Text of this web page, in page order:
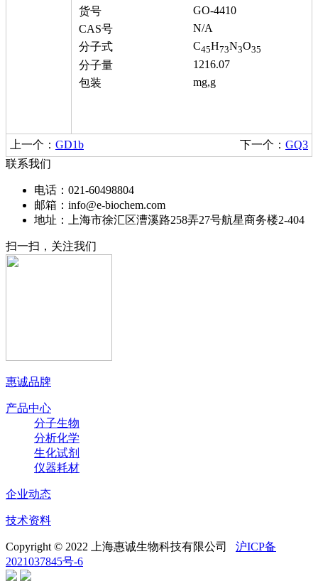
货号
GO-4410
CAS号
N/A
分子式
C45H73N3O35
分子量
1216.07
包装
mg,g
下一个： GQ3
上一个： GD1b
联系我们
电话：021-60498804
邮箱：info@e-biochem.com
地址：上海市徐汇区漕溪路258弄27号航星商务楼2-404
扫一扫，关注我们
惠诚品牌
产品中心
分子生物
分析化学
生化试剂
仪器耗材
企业动态
技术资料
Copyright © 2022 上海惠诚生物科技有限公司 沪ICP备
2021037845号-6